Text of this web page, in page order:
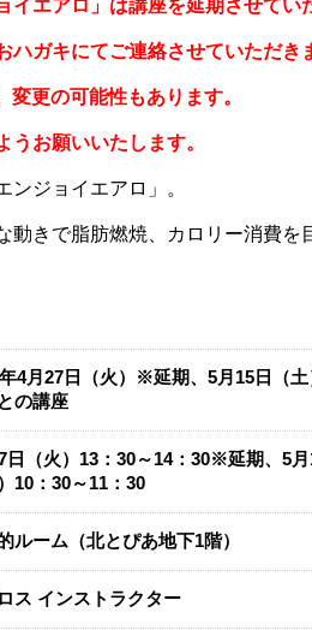
イエアロ」は講座を延期させてい
ガキにてご連絡させていただき
更の可能性もあります。
うお願いいたします。
ンジョイエアロ」。
きで脂肪燃焼、カロリー消費を
4月27日（火）※延期、5月15日（
の講座
日（火）13：30～14：30※延期、5
）10：30～11：30
ルーム（北とぴあ地下1階）
ス インストラクター